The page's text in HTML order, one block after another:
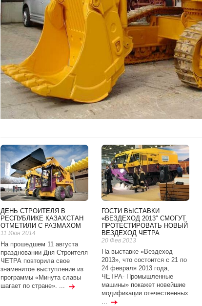
ДЕНЬ СТРОИТЕЛЯ В
РЕСПУБЛИКЕ КАЗАХСТАН
ОТМЕТИЛИ С РАЗМАХОМ
11 Июн 2014
На прошедшем 11 августа
праздновании Дня Строителя
ЧЕТРА повторила свое
знаменитое выступление из
программы «Минута славы
шагает по стране». ...
ГОСТИ ВЫСТАВКИ
«ВЕЗДЕХОД 2013″ СМОГУТ
ПРОТЕСТИРОВАТЬ НОВЫЙ
ВЕЗДЕХОД ЧЕТРА
20 Фев 2013
На выставке «Вездеход
2013», что состоится с 21 по
24 февраля 2013 года,
ЧЕТРА- Промышленные
машины» покажет новейшие
модификации отечественных
...